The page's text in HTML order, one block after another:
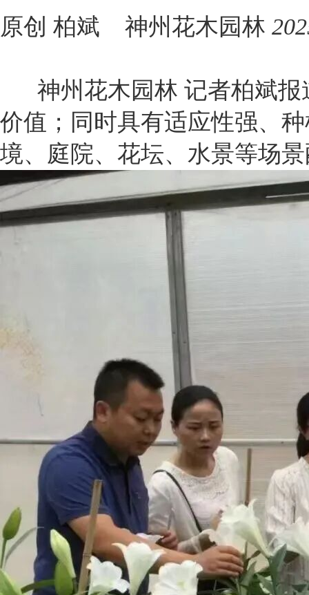
原创 柏斌 神州花木园林
神州花木园林 记者柏斌报
价值；同时具有适应性强、
境、庭院、花坛、水景等场